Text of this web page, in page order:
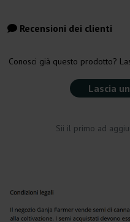
Recensioni dei clienti
Conosci già questo prodotto?
Lascia
Sii il primo ad